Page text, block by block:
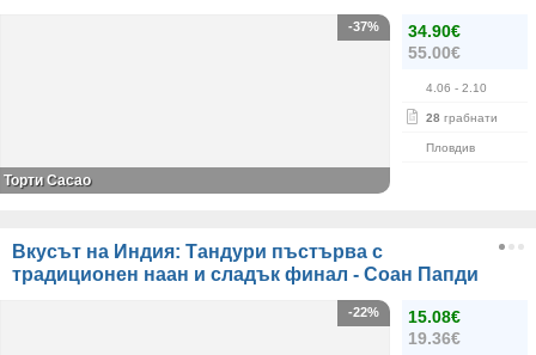
34.90€
55.00€
4.06 - 2.10
28 грабнати
Пловдив
-37%
Торти Cacao
Вкусът на Индия: Тандури пъстърва с
традиционен наан и сладък финал - Соан Папди
15.08€
19.36€
-22%